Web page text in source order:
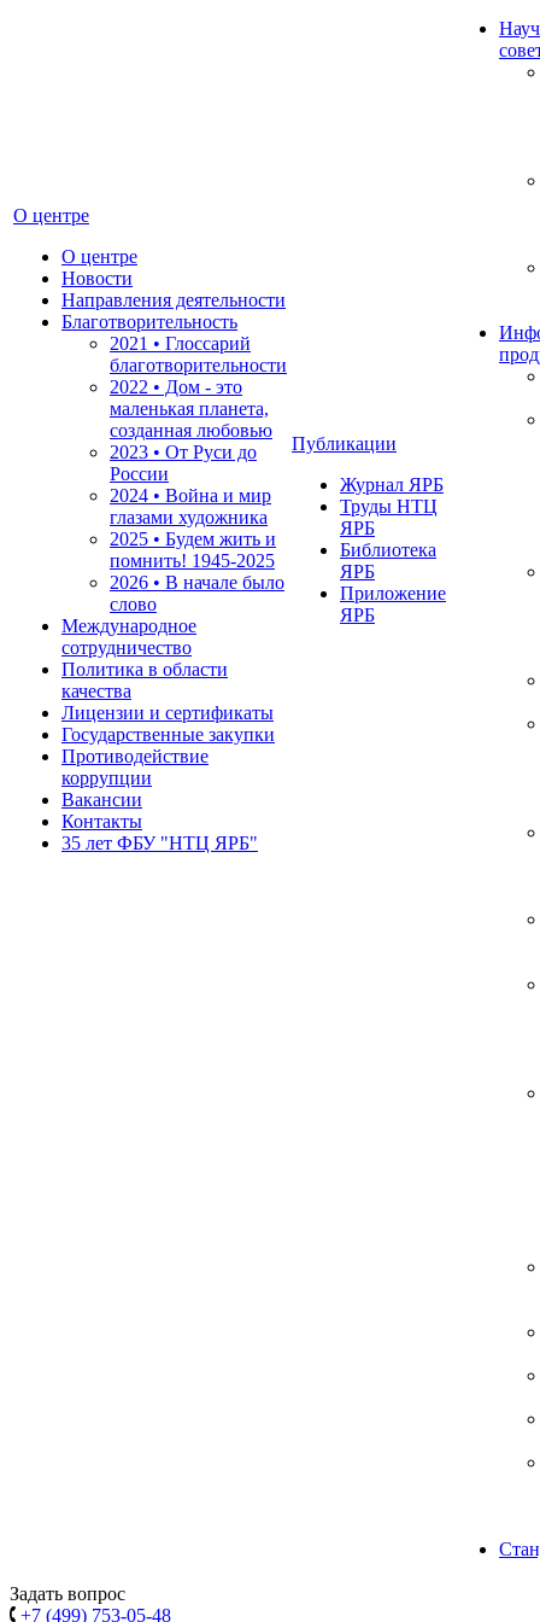
О центре
О центре
Новости
Направления деятельности
Благотворительность
2021 • Глоссарий
благотворительности
2022 • Дом - это
маленькая планета,
созданная любовью
2023 • От Руси до
России
2024 • Война и мир
глазами художника
2025 • Будем жить и
помнить! 1945-2025
2026 • В начале было
слово
Международное
сотрудничество
Политика в области
качества
Лицензии и сертификаты
Государственные закупки
Противодействие
коррупции
Вакансии
Контакты
35 лет ФБУ "НТЦ ЯРБ"
Публикации
Журнал ЯРБ
Труды НТЦ
ЯРБ
Библиотека
ЯРБ
Приложение
ЯРБ
Задать вопрос
+7 (499) 753-05-48